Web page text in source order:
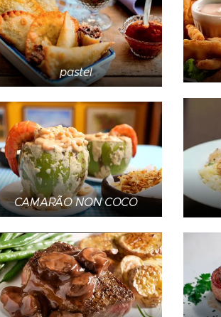
pastel
CAMARÃO NON COCO